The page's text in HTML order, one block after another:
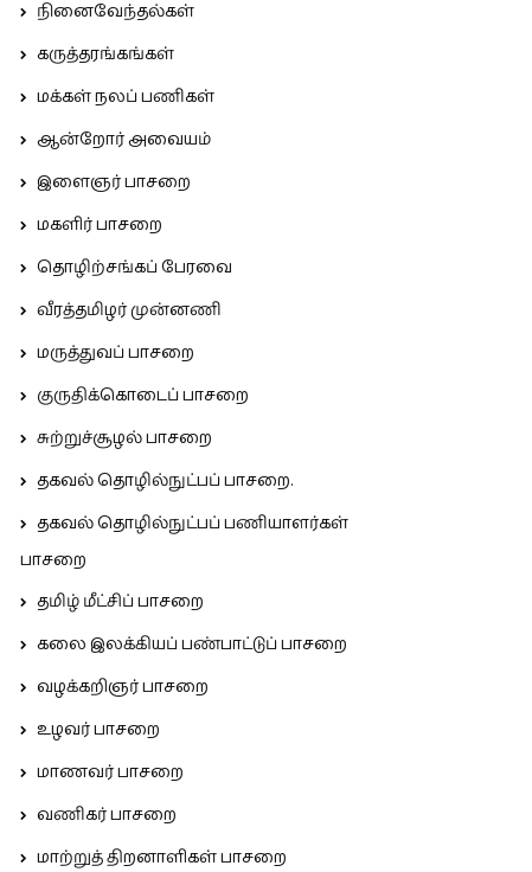
நினைவேந்தல்கள்
கருத்தரங்கங்கள்
மக்கள் நலப் பணிகள்
ஆன்றோர் அவையம்
இளைஞர் பாசறை
மகளிர் பாசறை
தொழிற்சங்கப் பேரவை
வீரத்தமிழர் முன்னணி
மருத்துவப் பாசறை
குருதிக்கொடைப் பாசறை
சுற்றுச்சூழல் பாசறை
தகவல் தொழில்நுட்பப் பாசறை.
தகவல் தொழில்நுட்பப் பணியாளர்கள்
பாசறை
தமிழ் மீட்சிப் பாசறை
கலை இலக்கியப் பண்பாட்டுப் பாசறை
வழக்கறிஞர் பாசறை
உழவர் பாசறை
மாணவர் பாசறை
வணிகர் பாசறை
மாற்றுத் திறனாளிகள் பாசறை